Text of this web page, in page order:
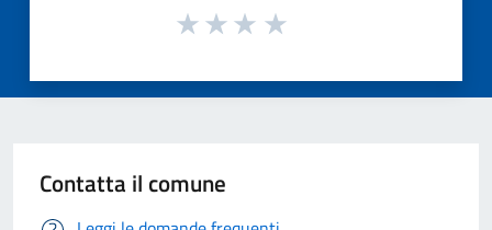
Contatta il comune